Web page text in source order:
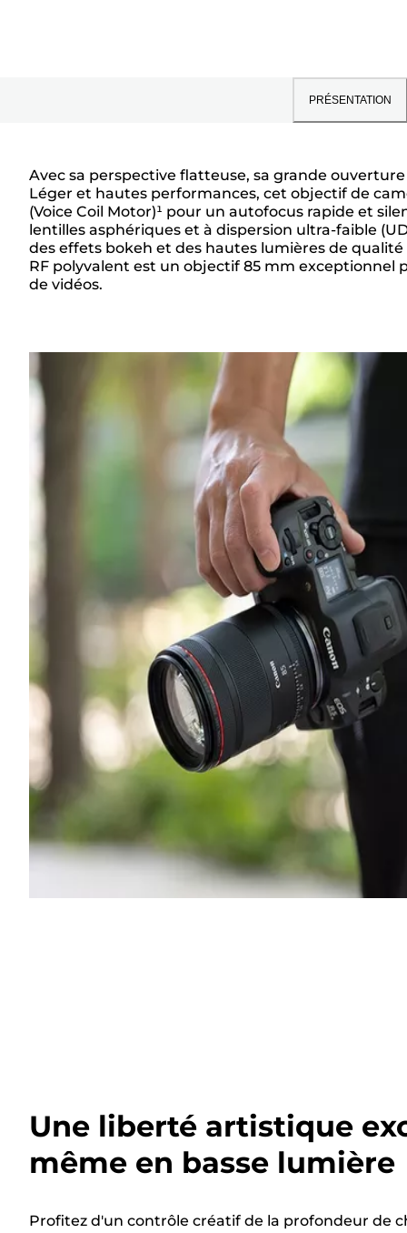
PRÉSENTATION
Présentation
Avec sa perspective flatteuse, sa grande
Léger et hautes performances, cet objectif de
(Voice Coil Motor)¹ pour un autofocus rapide et
lentilles asphériques et à dispersion ultra-faible
des effets bokeh et des hautes lumières de
RF polyvalent est un objectif 85 mm
de vidéos.
Une liberté artistique
même en basse lumière
Profitez d'un contrôle créatif de la profondeur de